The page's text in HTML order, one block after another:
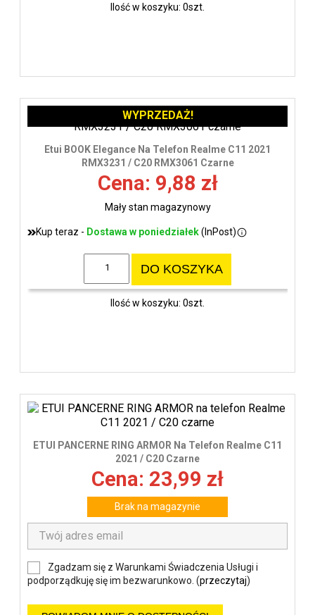
Ilość w koszyku: 0szt.
Etui BOOK Elegance Na Telefon Realme C11 2021
RMX3231 / C20 RMX3061 Czarne
Cena: 9,88 zł
Mały stan magazynowy
Kup teraz - Dostawa w poniedziałek(InPost)
DO KOSZYKA
Ilość w koszyku: 0szt.
WYPRZEDAŻ!
ETUI PANCERNE RING ARMOR Na Telefon Realme C11
2021 / C20 Czarne
Cena: 23,99 zł
Brak na magazynie
Zgadzam się z Warunkami Świadczenia Usługi i
podporządkuję się im bezwarunkowo. (przeczytaj)